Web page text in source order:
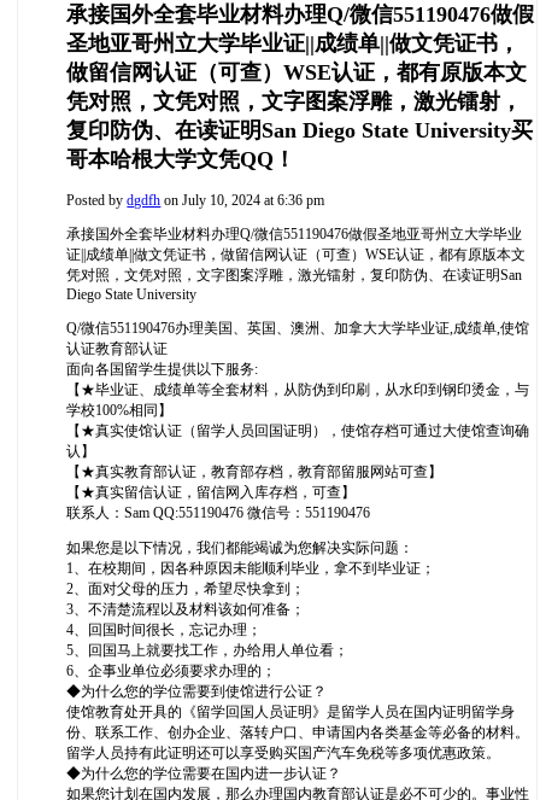
承接国外全套毕业材料办理Q/微信551190476做假
圣地亚哥州立大学毕业证||成绩单||做文凭证书，
做留信网认证（可查）WSE认证，都有原版本文
凭对照，文凭对照，文字图案浮雕，激光镭射，
复印防伪、在读证明San Diego State University买
哥本哈根大学文凭QQ！
Posted bydgdfh on July 10, 2024 at 6:36 pm
承接国外全套毕业材料办理Q/微信551190476做假圣地亚哥州立大学毕业
证||成绩单||做文凭证书，做留信网认证（可查）WSE认证，都有原版本文
凭对照，文凭对照，文字图案浮雕，激光镭射，复印防伪、在读证明San
Diego State University
Q/微信551190476办理美国、英国、澳洲、加拿大大学毕业证,成绩单,使馆
认证教育部认证
面向各国留学生提供以下服务:
【★毕业证、成绩单等全套材料，从防伪到印刷，从水印到钢印烫金，与
学校100%相同】
【★真实使馆认证（留学人员回国证明），使馆存档可通过大使馆查询确
认】
【★真实教育部认证，教育部存档，教育部留服网站可查】
【★真实留信认证，留信网入库存档，可查】
联系人：Sam QQ:551190476 微信号：551190476
如果您是以下情况，我们都能竭诚为您解决实际问题：
1、在校期间，因各种原因未能顺利毕业，拿不到毕业证；
2、面对父母的压力，希望尽快拿到；
3、不清楚流程以及材料该如何准备；
4、回国时间很长，忘记办理；
5、回国马上就要找工作，办给用人单位看；
6、企事业单位必须要求办理的；
◆为什么您的学位需要到使馆进行公证？
使馆教育处开具的《留学回国人员证明》是留学人员在国内证明留学身
份、联系工作、创办企业、落转户口、申请国内各类基金等必备的材料。
留学人员持有此证明还可以享受购买国产汽车免税等多项优惠政策。
◆为什么您的学位需要在国内进一步认证？
如果您计划在国内发展，那么办理国内教育部认证是必不可少的。事业性